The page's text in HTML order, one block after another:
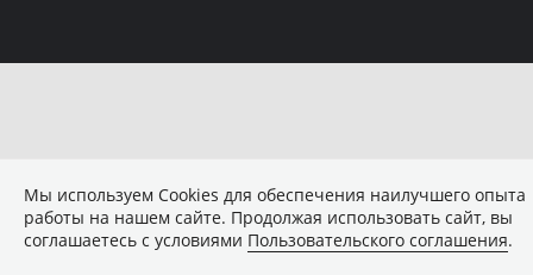
Мы используем Сookies для обеспечения наилучшего опыта
работы на нашем сайте. Продолжая использовать сайт, вы
соглашаетесь с условиями Пользовательского соглашения.